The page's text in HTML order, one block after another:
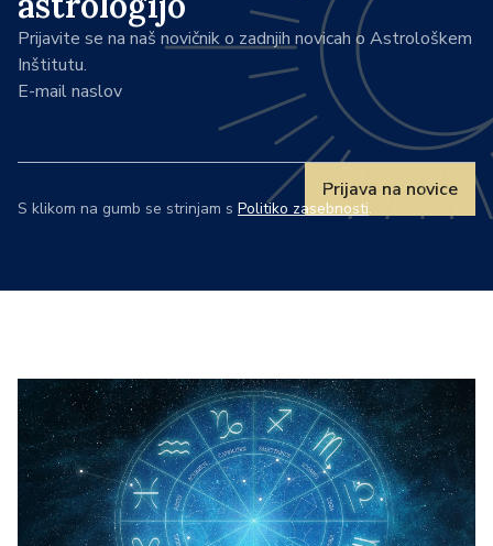
Prijavite se na naš novičnik o zadnjih novicah o Astrološkem
Inštitutu.
E-mail naslov
Prijava na novice
S klikom na gumb se strinjam s Politiko zasebnosti.